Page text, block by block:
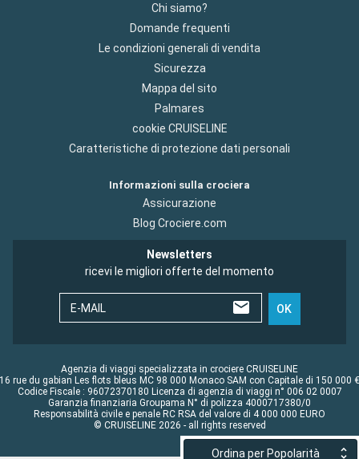
Ordina per Popolarità
Chi siamo?
Domande frequenti
Le condizioni generali di vendita
Sicurezza
Mappa del sito
Palmares
cookie CRUISELINE
Caratteristiche di protezione dati personali
Informazioni sulla crociera
Assicurazione
Blog Crociere.com
Newsletters
ricevi le migliori offerte del momento
E-MAIL OK
Agenzia di viaggi specializzata in crociere CRUISELINE
16 rue du gabian Les flots bleus MC 98 000 Monaco SAM con Capitale di 150 000 €
Codice Fiscale : 96072370180 Licenza di agenzia di viaggi n° 006 02 0007
Garanzia finanziaria Groupama N° di polizza 4000717380/0
Responsabilità civile e penale RC RSA del valore di 4 000 000 EURO
© CRUISELINE 2026 - all rights reserved